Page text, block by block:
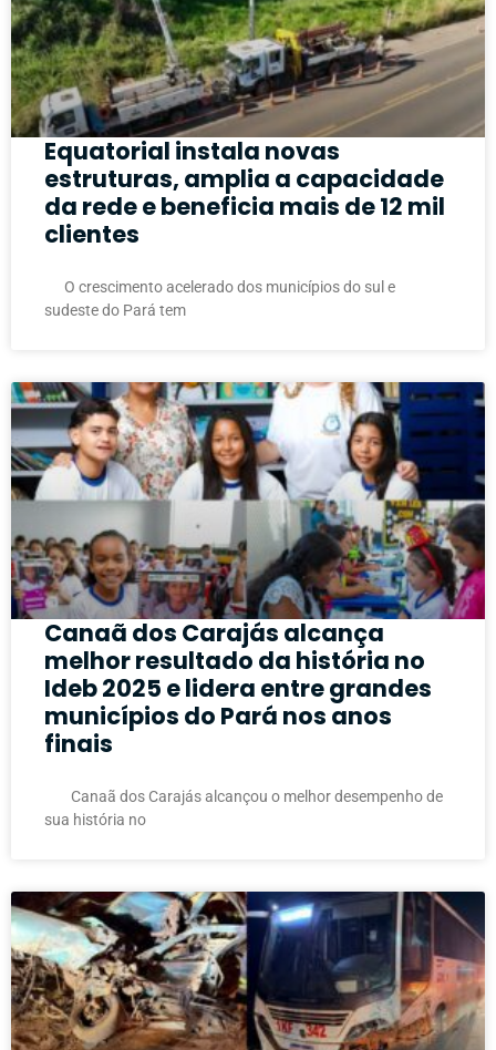
Equatorial instala novas
estruturas, amplia a capacidade
da rede e beneficia mais de 12 mil
clientes
O crescimento acelerado dos municípios do sul e
sudeste do Pará tem
Canaã dos Carajás alcança
melhor resultado da história no
Ideb 2025 e lidera entre grandes
municípios do Pará nos anos
finais
Canaã dos Carajás alcançou o melhor desempenho de
sua história no